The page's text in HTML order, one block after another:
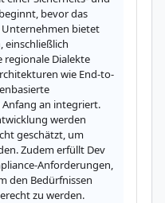
bevor das
Unternehmen bietet
einschließlich
regionale Dialekte
wie End-to-
an integriert.
werden
geschätzt, um
Zudem erfüllt Dev
Anforderungen,
den Bedürfnissen
zu werden.